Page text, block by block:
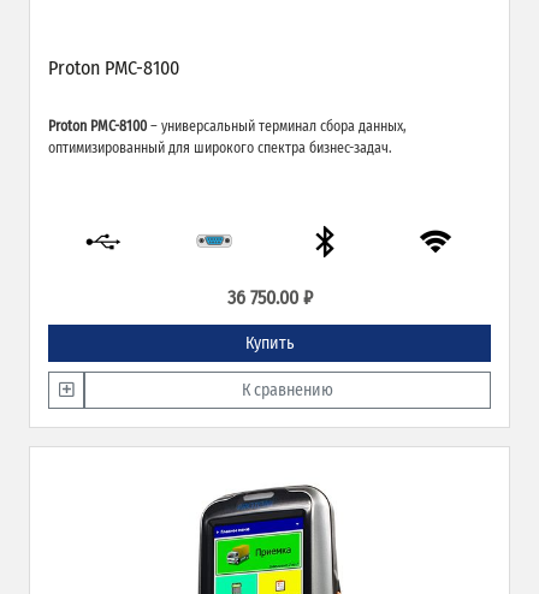
Proton PMC-8100
Proton PMC-8100 – универсальный терминал сбора данных,
оптимизированный для широкого спектра бизнес-задач.
36 750.00 ₽
Купить
К сравнению